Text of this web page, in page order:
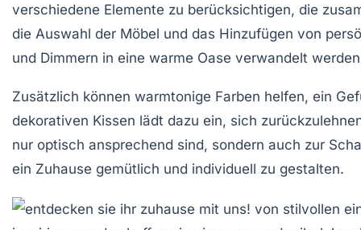
verschiedene Elemente zu berücksichtigen, die
die Auswahl der Möbel und das Hinzufügen von
und Dimmern in eine warme Oase verwandelt
Zusätzlich können warmtonige Farben helfen, ein
dekorativen Kissen lädt dazu ein, sich
nur optisch ansprechend sind, sondern auch zur
ein Zuhause gemütlich und individuell zu gestalten.